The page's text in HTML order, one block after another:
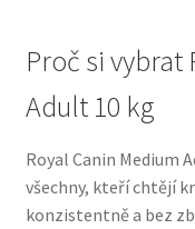
Oblečky pro psy
Pamlsky pro psy
Pelíšky pro psy
Proč si vybrat
Adult 10 kg
Royal Canin Medium
všechny, kteří chtějí
konzistentně a bez